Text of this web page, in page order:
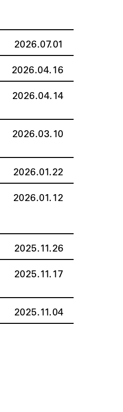
2026.07.01
2026.04.16
2026.04.14
2026.03.10
2026.01.22
2026.01.12
2025.11.26
2025.11.17
2025.11.04